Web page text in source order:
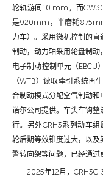
轮轨游间10 mm，而
是920mm，半磨耗
力车）。采用微机控制的
制动，动力轴采用轮盘制动
电子制动控制单元（EBCU
（WTB）读取牵引系统再
合制动模式分配空气制动
诺尔公司提供。车头车钩
行。另外CRH3系列动车
轮后期等效锥度过大，以
警转向架等问题，已经通过
2025年12月，CRH3C-